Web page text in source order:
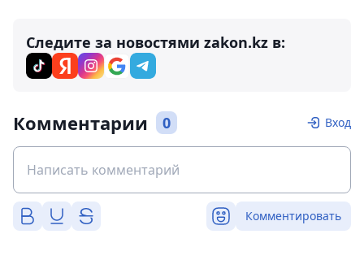
Следите за новостями zakon.kz в:
Комментарии 0 Вход
Комментировать